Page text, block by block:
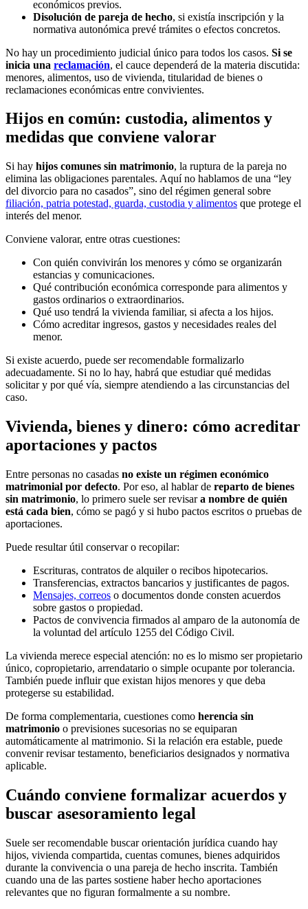
económicos previos.
Disolución de pareja de hecho, si existía inscripción y la
normativa autonómica prevé trámites o efectos concretos.
No hay un procedimiento judicial único para todos los casos. Si se
inicia una reclamación, el cauce dependerá de la materia discutida:
menores, alimentos, uso de vivienda, titularidad de bienes o
reclamaciones económicas entre convivientes.
Hijos en común: custodia, alimentos y
medidas que conviene valorar
Si hay hijos comunes sin matrimonio, la ruptura de la pareja no
elimina las obligaciones parentales. Aquí no hablamos de una “ley
del divorcio para no casados”, sino del régimen general sobre
filiación, patria potestad, guarda, custodia y alimentos que protege el
interés del menor.
Conviene valorar, entre otras cuestiones:
Con quién convivirán los menores y cómo se organizarán
estancias y comunicaciones.
Qué contribución económica corresponde para alimentos y
gastos ordinarios o extraordinarios.
Qué uso tendrá la vivienda familiar, si afecta a los hijos.
Cómo acreditar ingresos, gastos y necesidades reales del
menor.
Si existe acuerdo, puede ser recomendable formalizarlo
adecuadamente. Si no lo hay, habrá que estudiar qué medidas
solicitar y por qué vía, siempre atendiendo a las circunstancias del
caso.
Vivienda, bienes y dinero: cómo acreditar
aportaciones y pactos
Entre personas no casadas no existe un régimen económico
matrimonial por defecto. Por eso, al hablar de reparto de bienes
sin matrimonio, lo primero suele ser revisara nombre de quién
está cada bien, cómo se pagó y si hubo pactos escritos o pruebas de
aportaciones.
Puede resultar útil conservar o recopilar:
Escrituras, contratos de alquiler o recibos hipotecarios.
Transferencias, extractos bancarios y justificantes de pagos.
Mensajes, correos o documentos donde consten acuerdos
sobre gastos o propiedad.
Pactos de convivencia firmados al amparo de la autonomía de
la voluntad del artículo 1255 del Código Civil.
La vivienda merece especial atención: no es lo mismo ser propietario
único, copropietario, arrendatario o simple ocupante por tolerancia.
También puede influir que existan hijos menores y que deba
protegerse su estabilidad.
De forma complementaria, cuestiones como herencia sin
matrimonio o previsiones sucesorias no se equiparan
automáticamente al matrimonio. Si la relación era estable, puede
convenir revisar testamento, beneficiarios designados y normativa
aplicable.
Cuándo conviene formalizar acuerdos y
buscar asesoramiento legal
Suele ser recomendable buscar orientación jurídica cuando hay
hijos, vivienda compartida, cuentas comunes, bienes adquiridos
durante la convivencia o una pareja de hecho inscrita. También
cuando una de las partes sostiene haber hecho aportaciones
relevantes que no figuran formalmente a su nombre.